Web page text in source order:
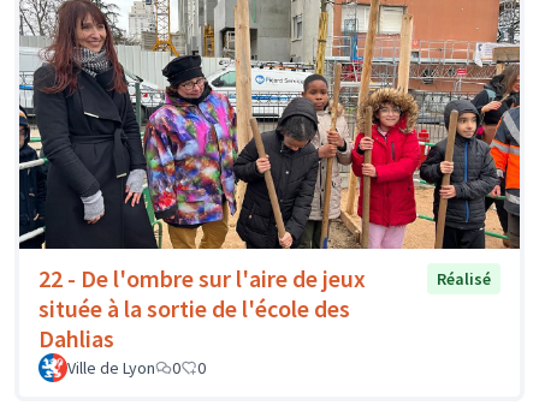
22 - De l'ombre sur l'aire de jeux
située à la sortie de l'école des
Dahlias
Réalisé
Ville de Lyon 0 0